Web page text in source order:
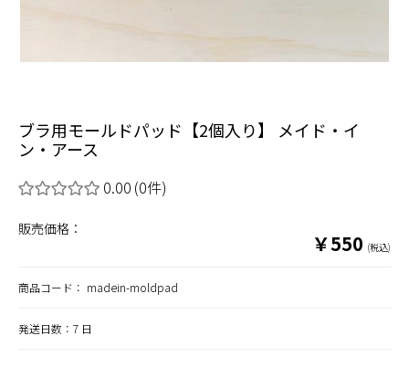
ブラ用モールドパッド【2個入り】 メイド・イ
ン・アース
0.00 (0件)
販売価格：
￥550 (税込)
商品コード： madein-moldpad
発送日数：7 日